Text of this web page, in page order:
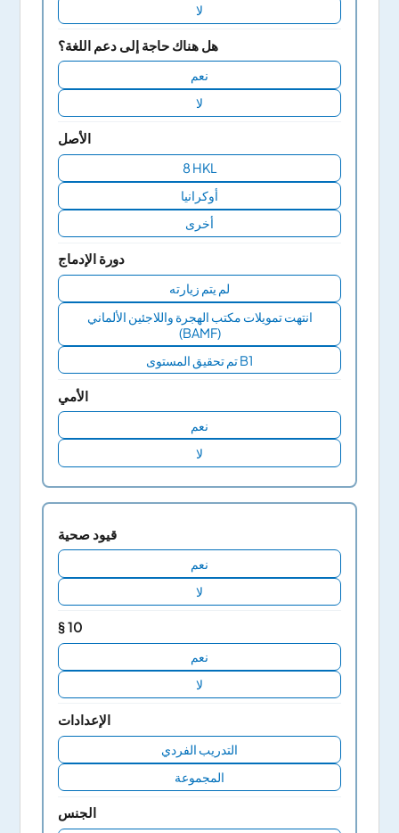
لا
هل هناك حاجة إلى دعم اللغة؟
نعم
لا
الأصل
8 HKL
أوكرانيا
أخرى
دورة الإدماج
لم يتم زيارته
انتهت تمويلات مكتب الهجرة واللاجئين الألماني
(BAMF)
تم تحقيق المستوى B1
الأمي
نعم
لا
قيود صحية
نعم
لا
§ 10
نعم
لا
الإعدادات
التدريب الفردي
المجموعة
الجنس